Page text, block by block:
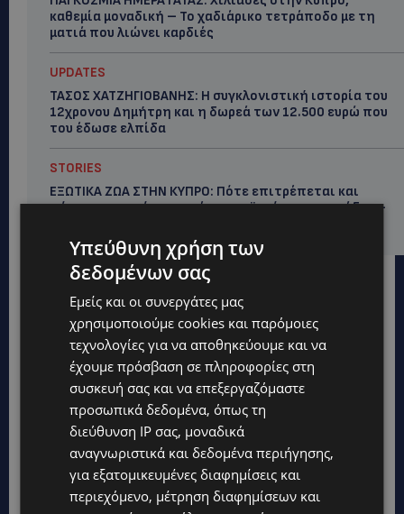
καθεμία μοναδική – Το χαδιάρικο τετράποδο με τη
ματιά που λιώνει καρδιές
UPDATES
ΤΑΣΟΣ ΧΑΤΖΗΓΙΟΒΑΝΗΣ: Η συγκλονιστική ιστορία του
12χρονου Δημήτρη και η δωρεά των 12.500 ευρώ που
του έδωσε ελπίδα
STORIES
ΕΞΩΤΙΚΑ ΖΩΑ ΣΤΗΝ ΚΥΠΡΟ: Πότε επιτρέπεται και
πότε απαγορεύεται να έχεις μαϊμού ως κατοικίδιο –
Υπεύθυνη χρήση των
δεδομένων σας
Εμείς και οι συνεργάτες μας
χρησιμοποιούμε cookies και παρόμοιες
τεχνολογίες για να αποθηκεύουμε και να
έχουμε πρόσβαση σε πληροφορίες στη
συσκευή σας και να επεξεργαζόμαστε
προσωπικά δεδομένα, όπως τη
διεύθυνση IP σας, μοναδικά
αναγνωριστικά και δεδομένα περιήγησης,
για εξατομικευμένες διαφημίσεις και
περιεχόμενο, μέτρηση διαφημίσεων και